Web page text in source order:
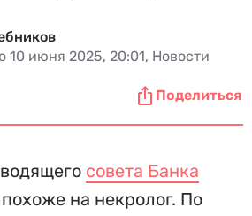
10 июня 2025, 20:01, Новости
Поделиться
совета Банка
на некролог. По